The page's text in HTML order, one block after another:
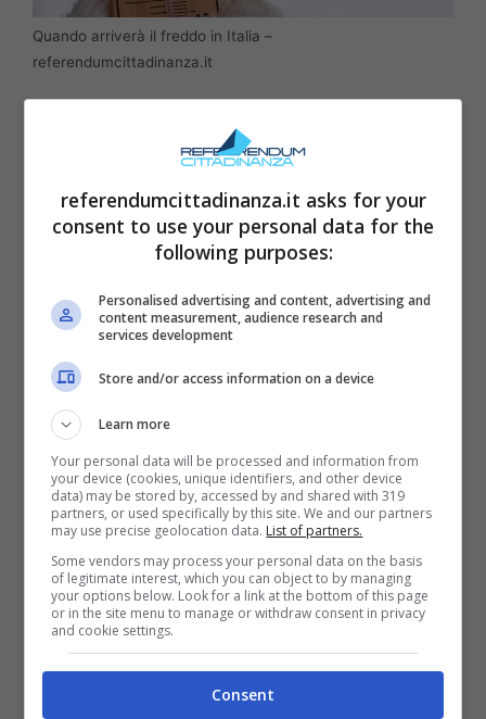
Quando arriverà il freddo in Italia –
referendumcittadinanza.it
ha una sfumatura grigio-perla: nebbie e nubi
basse tra Liguria, Toscana e in Pianura
Padana, con qualche episodio di pioviggine
sui litorali. In montagna, su Alpi e Prealpi, sole
generoso e clima insolitamente mite per il
periodo. Non c’è magia: la cupola
anticiclonica, spiegano i principali centri di
calcolo internazionali (ECMWF, GFS), blocca
le perturbazioni atlantiche e tiene lontane le
correnti fredde del Nord Europa.
Il nodo è che queste Novembrate hanno un
timer.A ridosso del fine settimana, i modelli
convergono su un cambio di circolazione:
arrivano le correnti atlantiche, più umide e
instabili, con il conseguente ritorno di piogge
diffuse e di un calo termico generalizzato.
referendumcittadinanza.it asks for your
consent to use your personal data for the
following purposes:
Personalised advertising and content, advertising and
content measurement, audience research and
services development
Store and/or access information on a device
Learn more
Your personal data will be processed and information from
your device (cookies, unique identifiers, and other device
data) may be stored by, accessed by and shared with 319
partners, or used specifically by this site. We and our partners
may use precise geolocation data. List of partners.
Some vendors may process your personal data on the basis
of legitimate interest, which you can object to by managing
your options below. Look for a link at the bottom of this page
or in the site menu to manage or withdraw consent in privacy
and cookie settings.
Consent